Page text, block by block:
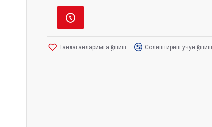
Танлаганларимга қўшиш Солиштириш учун қўшиш